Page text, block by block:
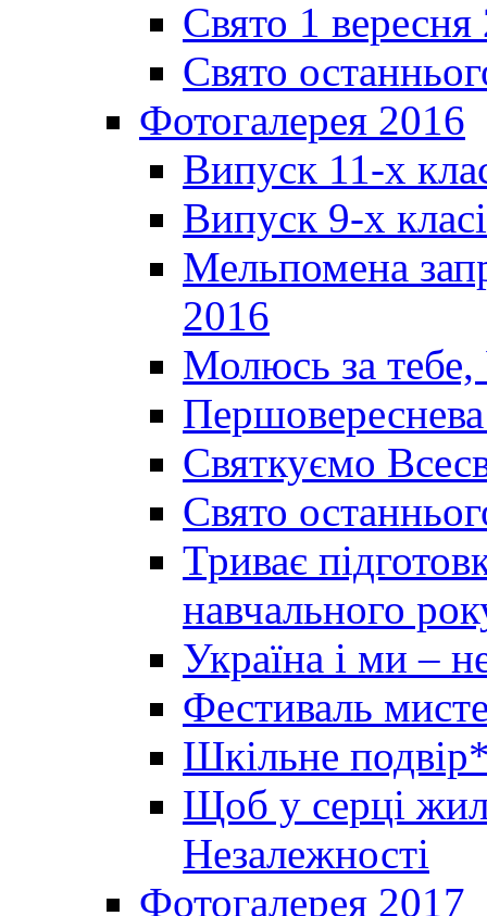
Свято 1 вересня
Свято
Фотогалерея 2016
Випуск 11-х
Випуск 9-х
Мельпомена
2016
Молюсь за тебе,
Святкуємо
Свято
Триває
навчального
Україна і ми –
Фестиваль
Шкільне
Щоб у серці
Незалежності
Фотогалерея 2017